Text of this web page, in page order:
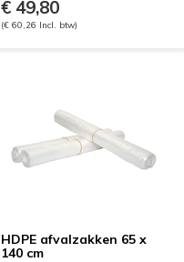
€ 49,80
(€ 60,26 Incl. btw)
HDPE afvalzakken 65 x
140 cm